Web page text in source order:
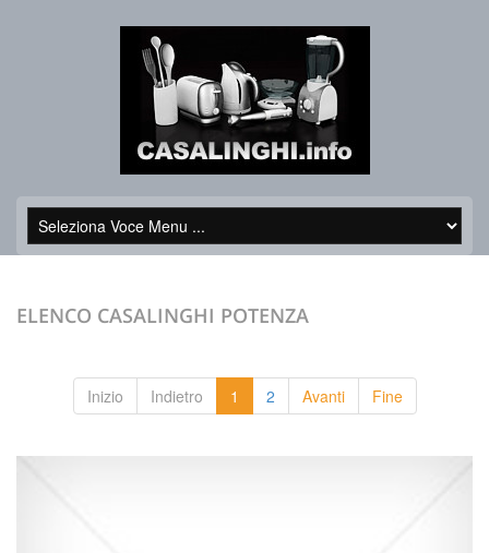
ELENCO CASALINGHI POTENZA
Inizio Indietro 1 2 Avanti Fine